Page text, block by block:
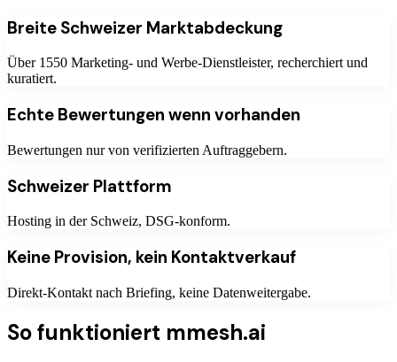
Breite Schweizer Marktabdeckung
Über 1550 Marketing- und Werbe-Dienstleister, recherchiert und
kuratiert.
Echte Bewertungen wenn vorhanden
Bewertungen nur von verifizierten Auftraggebern.
Schweizer Plattform
Hosting in der Schweiz, DSG-konform.
Keine Provision, kein Kontaktverkauf
Direkt-Kontakt nach Briefing, keine Datenweitergabe.
So funktioniert mmesh.ai